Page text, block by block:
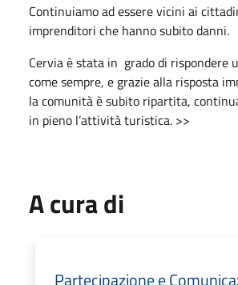
Continuiamo ad essere vicini ai
imprenditori che hanno subito danni.
Cervia è stata in grado di rispondere
come sempre, e grazie alla risposta
la comunità è subito ripartita,
in pieno l’attività turistica. >>
A cura di
Partecipazione e